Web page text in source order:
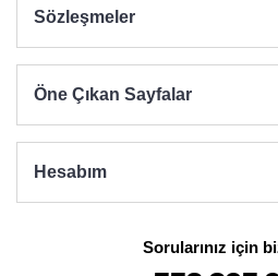
Sözleşmeler
Öne Çıkan Sayfalar
Hesabım
Sorularınız için